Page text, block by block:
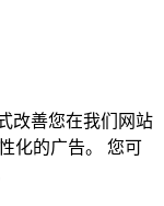
改善您在我们网站
化的广告。 您可